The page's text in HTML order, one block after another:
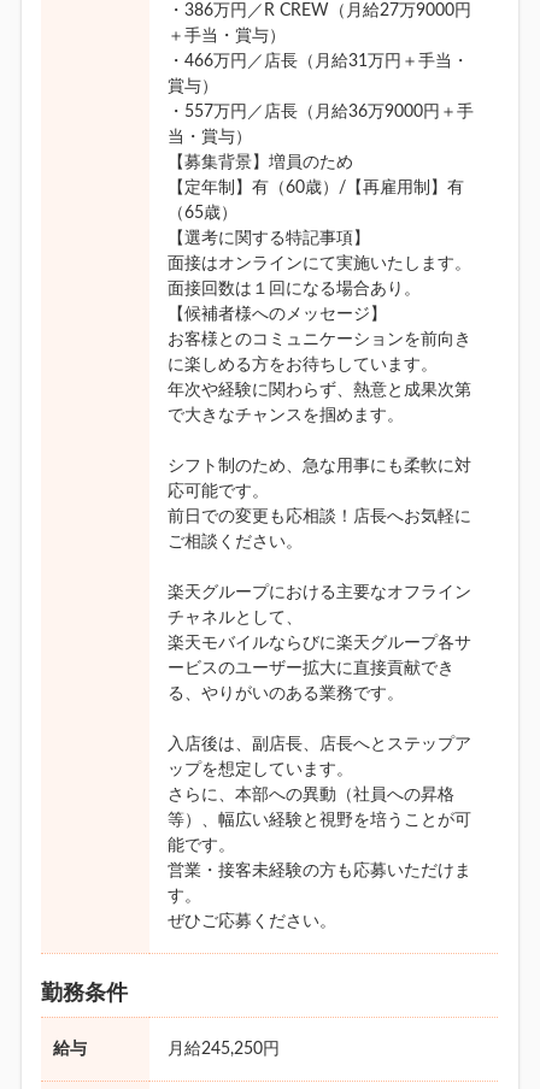
・386万円／R CREW（月給27万9000円
＋手当・賞与）
・466万円／店長（月給31万円＋手当・
賞与）
・557万円／店長（月給36万9000円＋手
当・賞与）
【募集背景】増員のため
【定年制】有（60歳）/【再雇用制】有
（65歳）
【選考に関する特記事項】
面接はオンラインにて実施いたします。
面接回数は１回になる場合あり。
【候補者様へのメッセージ】
お客様とのコミュニケーションを前向き
に楽しめる方をお待ちしています。
年次や経験に関わらず、熱意と成果次第
で大きなチャンスを掴めます。
シフト制のため、急な用事にも柔軟に対
応可能です。
前日での変更も応相談！店長へお気軽に
ご相談ください。
楽天グループにおける主要なオフライン
チャネルとして、
楽天モバイルならびに楽天グループ各サ
ービスのユーザー拡大に直接貢献でき
る、やりがいのある業務です。
入店後は、副店長、店長へとステップア
ップを想定しています。
さらに、本部への異動（社員への昇格
等）、幅広い経験と視野を培うことが可
能です。
営業・接客未経験の方も応募いただけま
す。
ぜひご応募ください。
勤務条件
給与 月給245,250円